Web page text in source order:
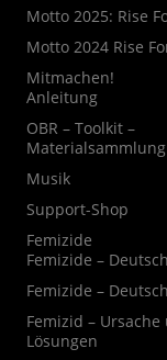
Motto 2025: Rise
Motto 2024 Rise
Mitmachen!
Anleitung
OBR – Toolkit –
Materialsammlung
Musik
Support-Shop
Femizide
Femizide –
Femizide –
Femizid – Ursache
Lösungen